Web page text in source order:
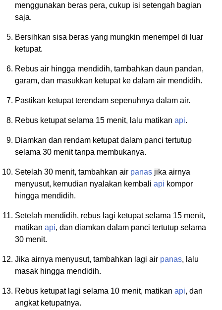
menggunakan beras pera, cukup isi setengah bagian
saja.
Bersihkan sisa beras yang mungkin menempel di luar
ketupat.
Rebus air hingga mendidih, tambahkan daun pandan,
garam, dan masukkan ketupat ke dalam air mendidih.
Pastikan ketupat terendam sepenuhnya dalam air.
Rebus ketupat selama 15 menit, lalu matikan api.
Diamkan dan rendam ketupat dalam panci tertutup
selama 30 menit tanpa membukanya.
Setelah 30 menit, tambahkan air panas jika airnya
menyusut, kemudian nyalakan kembali api kompor
hingga mendidih.
Setelah mendidih, rebus lagi ketupat selama 15 menit,
matikan api, dan diamkan dalam panci tertutup selama
30 menit.
Jika airnya menyusut, tambahkan lagi air panas, lalu
masak hingga mendidih.
Rebus ketupat lagi selama 10 menit, matikan api, dan
angkat ketupatnya.